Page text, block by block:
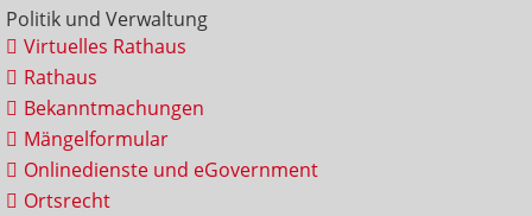
Politik und Verwaltung
Virtuelles Rathaus
Rathaus
Bekanntmachungen
Mängelformular
Onlinedienste und eGovernment
Ortsrecht